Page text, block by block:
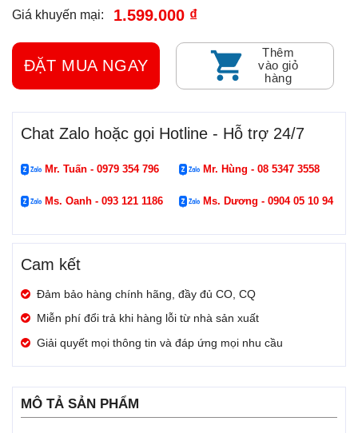
Giá khuyến mại:
1.599.000 ₫
ĐẶT MUA NGAY
Thêm
vào giỏ
hàng
Chat Zalo hoặc gọi Hotline - Hỗ trợ 24/7
Mr. Tuấn - 0979 354 796 Mr. Hùng - 08 5347 3558
Ms. Oanh - 093 121 1186 Ms. Dương - 0904 05 10 94
Cam kết
Đảm bảo hàng chính hãng, đầy đủ CO, CQ
Miễn phí đổi trả khi hàng lỗi từ nhà sản xuất
Giải quyết mọi thông tin và đáp ứng mọi nhu cầu
MÔ TẢ SẢN PHẨM